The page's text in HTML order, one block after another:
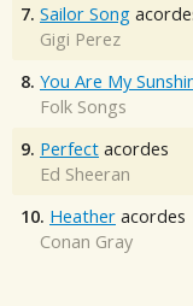
7. Sailor Song
Gigi Perez
8. You Are My
Folk Songs
9. Perfect acordes
Ed Sheeran
10. Heather acordes
Conan Gray